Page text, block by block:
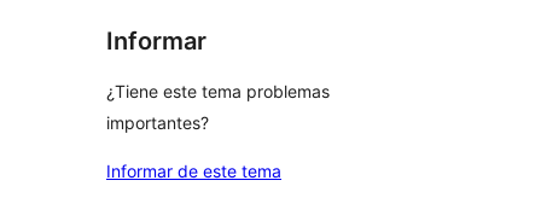
Informar
¿Tiene este tema problemas
importantes?
Informar de este tema